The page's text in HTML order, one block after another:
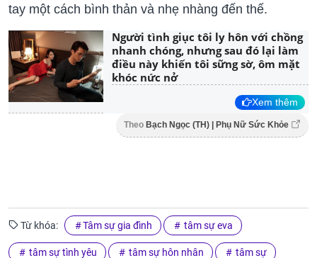
tay một cách bình thản và nhẹ nhàng đến thế.
Người tình giục tôi ly hôn với chồng
nhanh chóng, nhưng sau đó lại làm
điều này khiến tôi sững sờ, ôm mặt
khóc nức nở
Xem thêm
Theo Bạch Ngọc (TH) | Phụ Nữ Sức Khỏe
Từ khóa: Tâm sự gia đình tâm sự eva
tâm sự tình yêu tâm sự hôn nhân tâm sự